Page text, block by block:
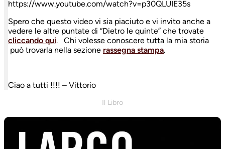
https://www.youtube.com/watch?v=p30QLUIE35s
Spero che questo video vi sia piaciuto e vi invito anche a
vedere le altre puntate di “Dietro le quinte” che trovate
cliccando qui. Chi volesse conoscere tutta la mia storia
può trovarla nella sezione rassegna stampa.
Ciao a tutti !!!! – Vittorio
Il Libro